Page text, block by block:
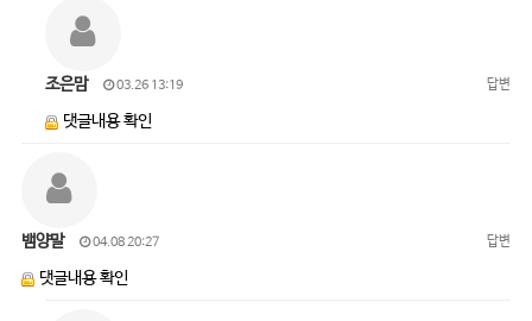
조은맘 03.26 13:19 답변
댓글내용 확인
뱀양말 04.08 20:27 답변
댓글내용 확인